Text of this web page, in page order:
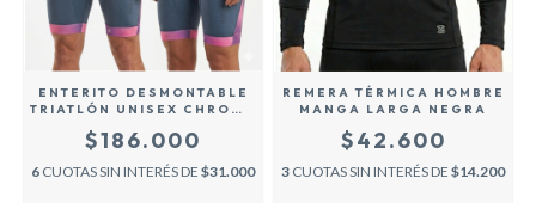
ENTERITO DESMONTABLE
TRIATLÓN UNISEX CHROMA
$186.000
6 CUOTAS SIN INTERÉS DE $31.000
REMERA TÉRMICA HOMBRE
MANGA LARGA NEGRA
$42.600
3 CUOTAS SIN INTERÉS DE $14.200